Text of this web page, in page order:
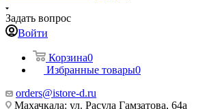
Задать вопрос
Войти
Корзина0
Избранные товары0
orders@istore-d.ru
Махачкала: ул. Расула Гамзатова, 64а